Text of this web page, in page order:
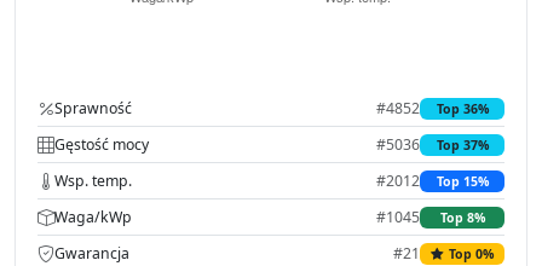
Sprawność #4852 Top 36%
Gęstość mocy #5036 Top 37%
Wsp. temp. #2012 Top 15%
Waga/kWp #1045 Top 8%
Gwarancja #21 Top 0%